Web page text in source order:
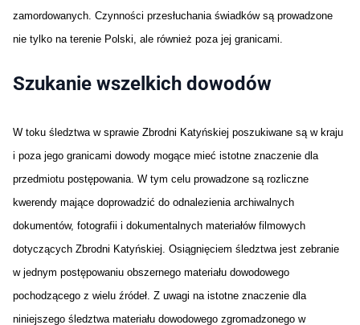
zamordowanych. Czynności przesłuchania świadków są prowadzone
nie tylko na terenie Polski, ale również poza jej granicami.
Szukanie wszelkich dowodów
W toku śledztwa w sprawie Zbrodni Katyńskiej poszukiwane są w kraju
i poza jego granicami dowody mogące mieć istotne znaczenie dla
przedmiotu postępowania. W tym celu prowadzone są rozliczne
kwerendy mające doprowadzić do odnalezienia archiwalnych
dokumentów, fotografii i dokumentalnych materiałów filmowych
dotyczących Zbrodni Katyńskiej. Osiągnięciem śledztwa jest zebranie
w jednym postępowaniu obszernego materiału dowodowego
pochodzącego z wielu źródeł. Z uwagi na istotne znaczenie dla
niniejszego śledztwa materiału dowodowego zgromadzonego w